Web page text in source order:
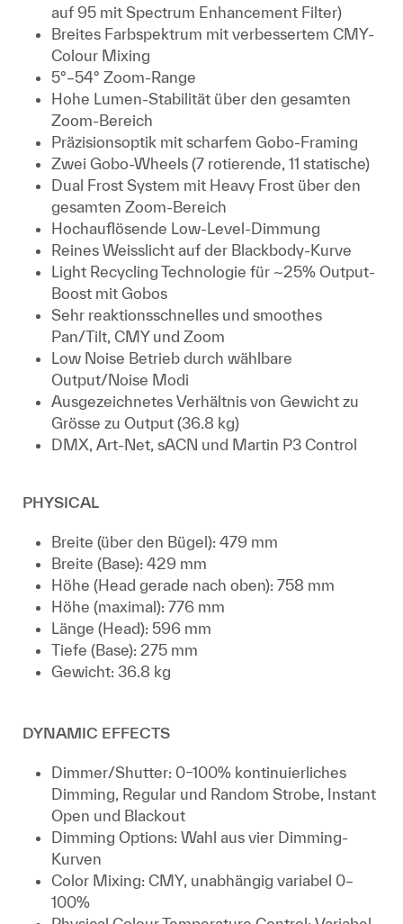
auf 95 mit Spectrum Enhancement Filter)
Breites Farbspektrum mit verbessertem CMY-
Colour Mixing
5°–54° Zoom-Range
Hohe Lumen-Stabilität über den gesamten
Zoom-Bereich
Präzisionsoptik mit scharfem Gobo-Framing
Zwei Gobo-Wheels (7 rotierende, 11 statische)
Dual Frost System mit Heavy Frost über den
gesamten Zoom-Bereich
Hochauflösende Low-Level-Dimmung
Reines Weisslicht auf der Blackbody-Kurve
Light Recycling Technologie für ~25% Output-
Boost mit Gobos
Sehr reaktionsschnelles und smoothes
Pan/Tilt, CMY und Zoom
Low Noise Betrieb durch wählbare
Output/Noise Modi
Ausgezeichnetes Verhältnis von Gewicht zu
Grösse zu Output (36.8 kg)
DMX, Art-Net, sACN und Martin P3 Control
PHYSICAL
Breite (über den Bügel): 479 mm
Breite (Base): 429 mm
Höhe (Head gerade nach oben): 758 mm
Höhe (maximal): 776 mm
Länge (Head): 596 mm
Tiefe (Base): 275 mm
Gewicht: 36.8 kg
DYNAMIC EFFECTS
Dimmer/Shutter: 0–100% kontinuierliches
Dimming, Regular und Random Strobe, Instant
Open und Blackout
Dimming Options: Wahl aus vier Dimming-
Kurven
Color Mixing: CMY, unabhängig variabel 0–
100%